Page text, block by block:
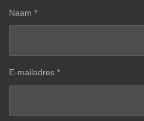
Naam *
E-mailadres *